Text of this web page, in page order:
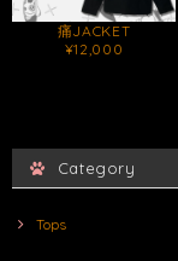
痛JACKET
¥12,000
Category
Tops